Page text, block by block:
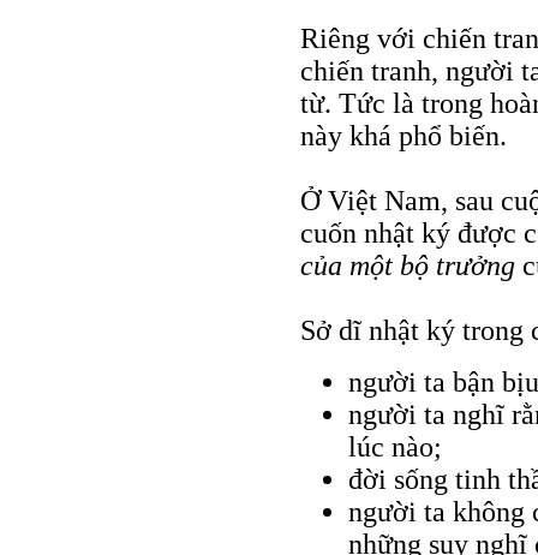
Riêng với chiến
chiến tranh, người
từ. Tức là trong
này khá phổ biến.
Ở Việt Nam, sau
cuốn nhật ký được
của một bộ trưởng
Sở dĩ nhật ký trong
người ta bận
người ta nghĩ
lúc nào;
đời sống tinh
người ta không
những suy nghĩ